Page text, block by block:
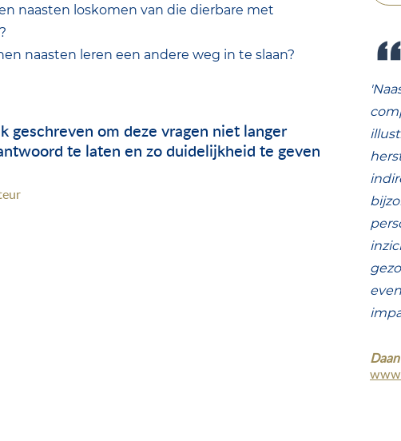
naasten loskomen van die dierbare met
naasten leren een andere weg in te slaan?
geschreven om deze vragen niet langer
te laten en zo duidelijkheid te geven